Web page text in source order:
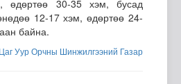
өдөртөө 30-35 хэм, бусад
12-17 хэм, өдөртөө 24-
байна.
Цаг Уур Орчны Шинжилгээний Газар